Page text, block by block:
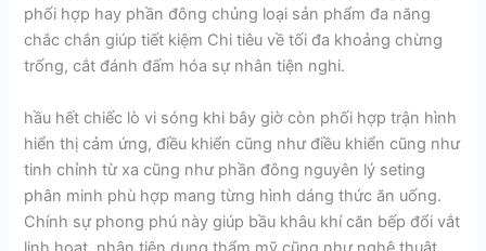
phối hợp hay phần đông chủng loại sản phẩm đa năng
chắc chắn giúp tiết kiệm Chi tiêu về tối đa khoảng chừng
trống, cắt đánh đấm hóa sự nhân tiện nghi.
hầu hết chiếc lò vi sóng khi bây giờ còn phối hợp trận hình
hiển thị cảm ứng, điều khiển cũng như điều khiển cũng như
tinh chỉnh từ xa cũng như phần đông nguyên lý seting
phân minh phù hợp mang từng hình dáng thức ăn uống.
Chính sự phong phú này giúp bầu khâu khí căn bếp đổi vắt